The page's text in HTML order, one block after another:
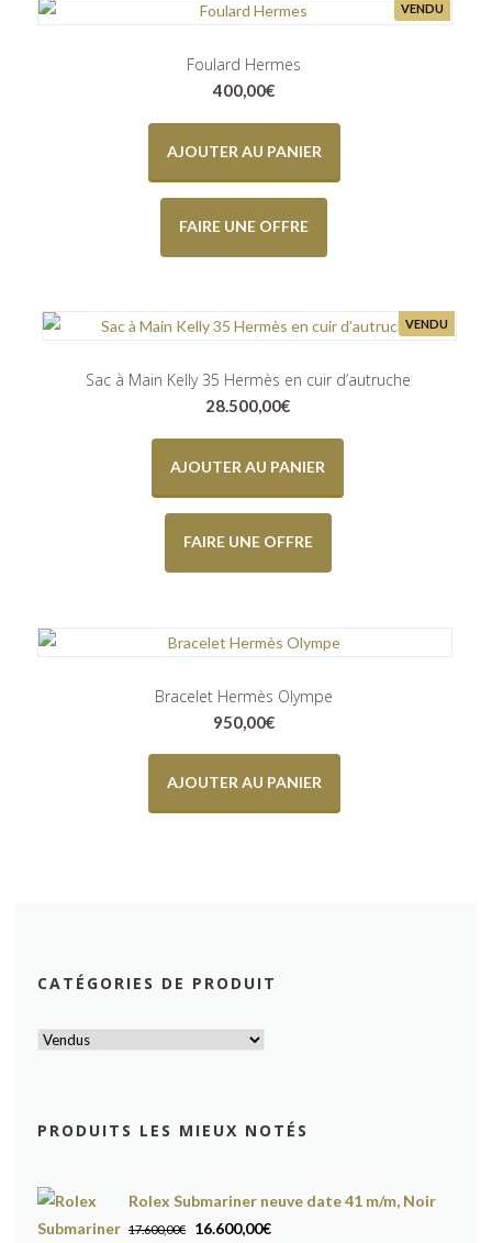
VENDU
Foulard Hermes
400,00€
AJOUTER AU PANIER
FAIRE UNE OFFRE
VENDU
Sac à Main Kelly 35 Hermès en cuir d’autruche
28.500,00€
AJOUTER AU PANIER
FAIRE UNE OFFRE
Bracelet Hermès Olympe
950,00€
AJOUTER AU PANIER
CATÉGORIES DE PRODUIT
PRODUITS LES MIEUX NOTÉS
Rolex Submariner neuve date 41 m/m, Noir
17.600,00€ Le
16.600,00€Le